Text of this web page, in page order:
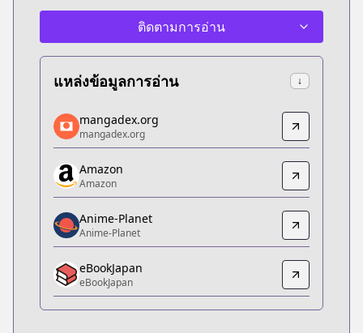
ติดตามการอ่าน
แหล่งข้อมูลการอ่าน ↓
mangadex.org
mangadex.org
https://mangadex.org/title/c2c8e42b-b242-4c69-
Amazon
Amazon
https://www.amazon.co.jp/dp/B0CN531G6H
Anime-Planet
Anime-Planet
https://www.anime-planet.com/manga/tensei-ni-
eBookJapan
eBookJapan
mangadex.org
mangadex.org
Amazon
Amazon
Anime-Planet
Anime-Planet
eBookJapan
eBookJapan